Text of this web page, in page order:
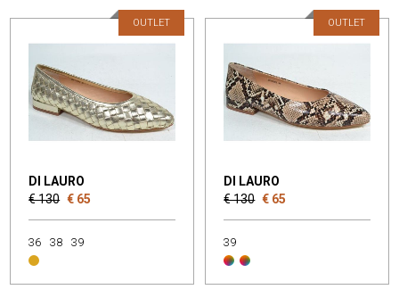
DI LAURO
€ 130 € 65
OUTLET
36 38 39
DI LAURO
€ 130 € 65
OUTLET
39